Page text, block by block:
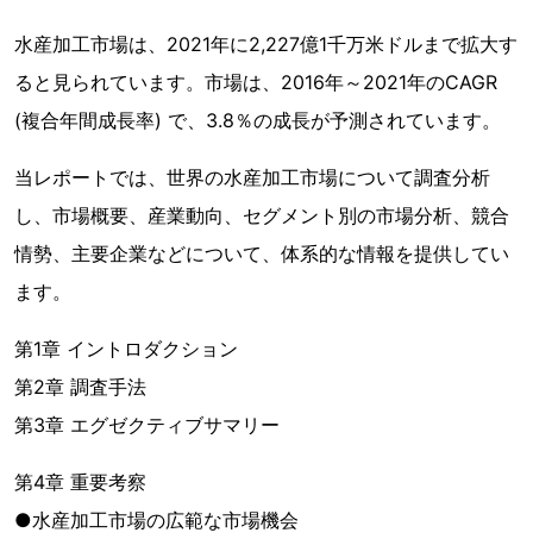
水産加工市場は、2021年に2,227億1千万米ドルまで拡大す
ると見られています。市場は、2016年～2021年のCAGR
(複合年間成長率) で、3.8％の成長が予測されています。
当レポートでは、世界の水産加工市場について調査分析
し、市場概要、産業動向、セグメント別の市場分析、競合
情勢、主要企業などについて、体系的な情報を提供してい
ます。
第1章 イントロダクション
第2章 調査手法
第3章 エグゼクティブサマリー
第4章 重要考察
●水産加工市場の広範な市場機会